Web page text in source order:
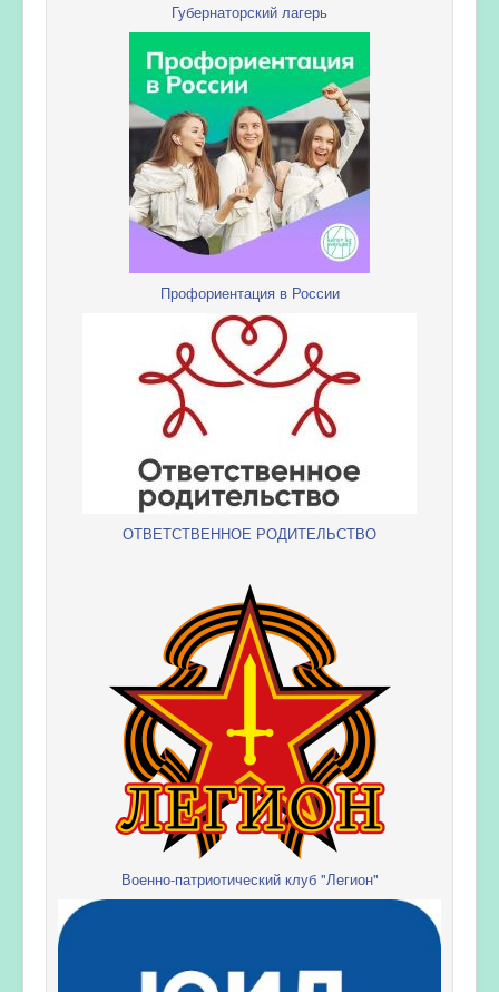
Губернаторский лагерь
Профориентация в России
ОТВЕТСТВЕННОЕ РОДИТЕЛЬСТВО
Военно-патриотический клуб "Легион"